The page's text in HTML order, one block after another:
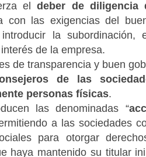
eldeber de diligencia
con las exigencias del
la
de la empresa.
de transparencia y buen
de las
personas físicas.
las denominadas “
a las sociedades
para otorgar
haya mantenido su titular